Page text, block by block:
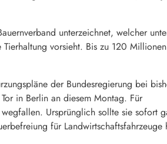
unterzeichnet, welcher
vorsieht. Bis zu 120
der Bundesregierung bei
in Berlin an diesem Montag. Für
Ursprünglich sollte sie sofort
für Landwirtschaftsfahrzeuge